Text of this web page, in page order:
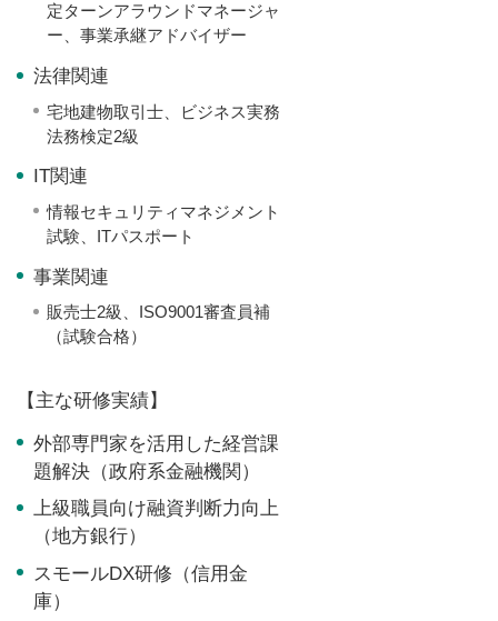
定ターンアラウンドマネージャ
ー、事業承継アドバイザー
法律関連
宅地建物取引士、ビジネス実務
法務検定2級
IT関連
情報セキュリティマネジメント
試験、ITパスポート
事業関連
販売士2級、ISO9001審査員補
（試験合格）
【主な研修実績】
外部専門家を活用した経営課
題解決（政府系金融機関）
上級職員向け融資判断力向上
（地方銀行）
スモールDX研修（信用金
庫）